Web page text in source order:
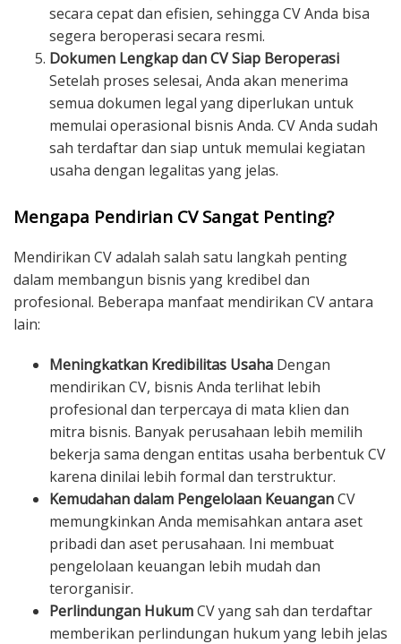
secara cepat dan efisien, sehingga CV Anda bisa
segera beroperasi secara resmi.
Dokumen Lengkap dan CV Siap Beroperasi
Setelah proses selesai, Anda akan menerima
semua dokumen legal yang diperlukan untuk
memulai operasional bisnis Anda. CV Anda sudah
sah terdaftar dan siap untuk memulai kegiatan
usaha dengan legalitas yang jelas.
Mengapa Pendirian CV Sangat Penting?
Mendirikan CV adalah salah satu langkah penting
dalam membangun bisnis yang kredibel dan
profesional. Beberapa manfaat mendirikan CV antara
lain:
Meningkatkan Kredibilitas Usaha Dengan
mendirikan CV, bisnis Anda terlihat lebih
profesional dan terpercaya di mata klien dan
mitra bisnis. Banyak perusahaan lebih memilih
bekerja sama dengan entitas usaha berbentuk CV
karena dinilai lebih formal dan terstruktur.
Kemudahan dalam Pengelolaan KeuanganCV
memungkinkan Anda memisahkan antara aset
pribadi dan aset perusahaan. Ini membuat
pengelolaan keuangan lebih mudah dan
terorganisir.
Perlindungan HukumCV yang sah dan terdaftar
memberikan perlindungan hukum yang lebih jelas